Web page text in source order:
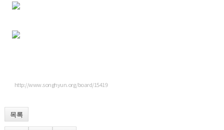
http://www.songhyun.org/board/15419
목록